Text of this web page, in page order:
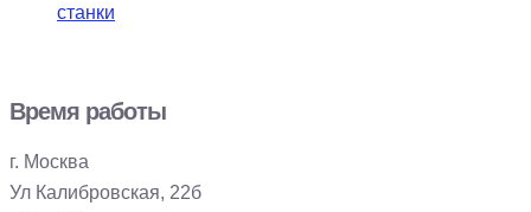
станки
Время работы
г. Москва
Ул Калибровская, 22б